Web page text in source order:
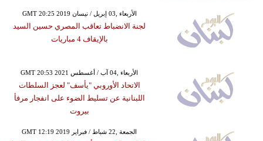
GMT 20:25 2019 الأربعاء ,03 إبريل / نيسان
لجنة الانضباط تعاقب المصري حسين السيد
بالإيقاف 4 مباريات
GMT 20:53 2021 الأربعاء ,04 آب / أغسطس
الاتحاد الأوروبي "يأسف" لعجز السلطات
اللبنانية عن تسليط الضوء على انفجار مرفأ
بيروت
GMT 12:19 2019 الجمعة ,22 شباط / فبراير